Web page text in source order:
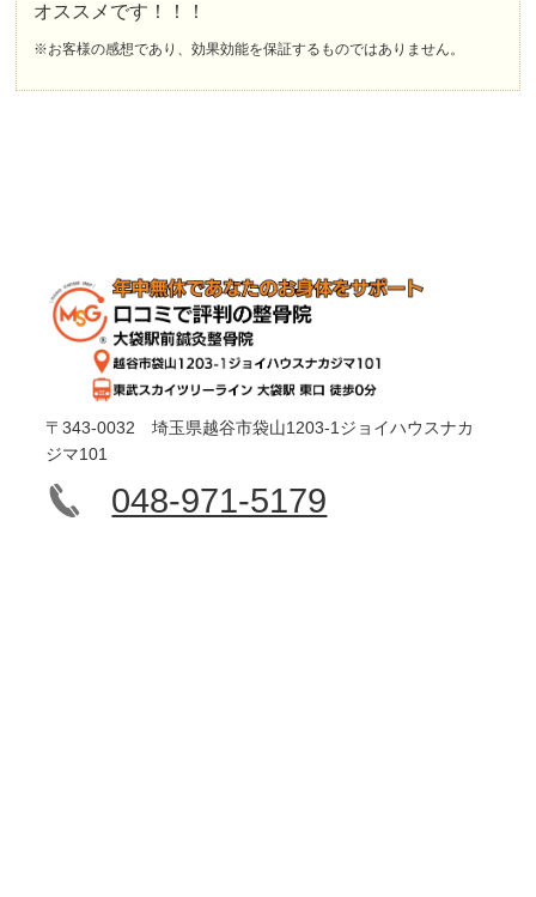
オススメです！！！
※お客様の感想であり、効果効能を保証するものではありません。
〒343-0032 埼玉県越谷市袋山1203-1ジョイハウスナカ
ジマ101
048-971-5179